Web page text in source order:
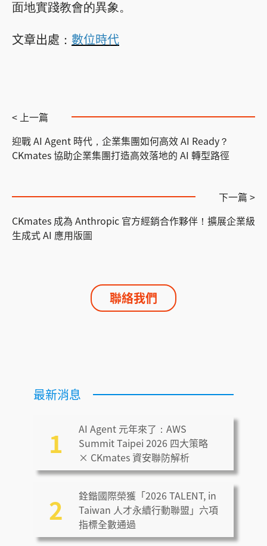
面地實踐教會的異象。
文章出處： 數位時代
< 上一篇
迎戰 AI Agent 時代，企業集團如何高效 AI Ready？
CKmates 協助企業集團打造高效落地的 AI 轉型路徑
下一篇 >
CKmates 成為 Anthropic 官方經銷合作夥伴！擴展企業級
生成式 AI 應用版圖
聯絡我們
最新消息
1
AI Agent 元年來了：AWS
Summit Taipei 2026 四大策略
× CKmates 資安聯防解析
2
銓鍇國際榮獲「2026 TALENT, in
Taiwan 人才永續行動聯盟」六項
指標全數通過